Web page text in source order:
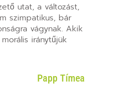
utat, a változást,
szimpatikus, bár
vágynak. Akik
iránytűjük
Papp Tímea